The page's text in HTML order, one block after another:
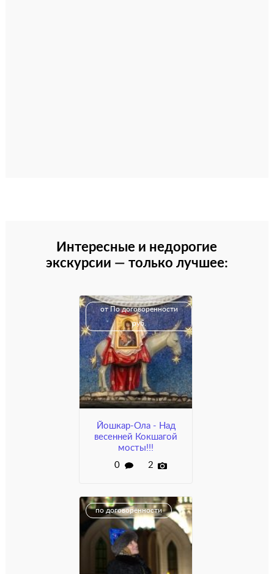
Интересные и недорогие
экскурсии — только лучшее:
Йошкар-Ола - Над
весенней Кокшагой
мосты!!!
0
2
от По договоренности
руб.
по договорённости